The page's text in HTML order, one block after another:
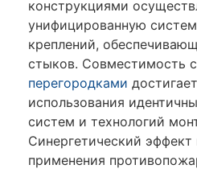
конструкциями
унифицированную
креплений,
стыков. Совместимость с
перегородками
использования
систем и технологий
Синергетический эффект
применения